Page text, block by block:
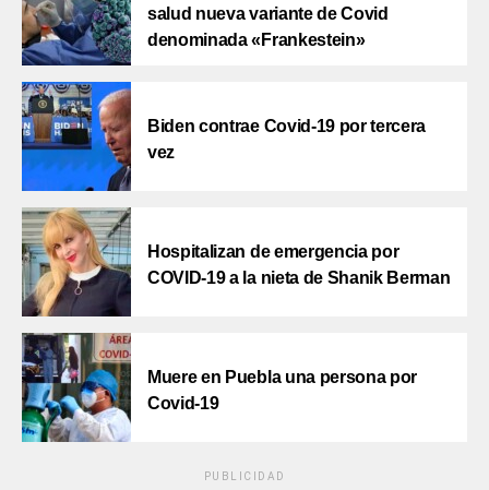
salud nueva variante de Covid
denominada «Frankestein»
Biden contrae Covid-19 por tercera
vez
Hospitalizan de emergencia por
COVID-19 a la nieta de Shanik Berman
Muere en Puebla una persona por
Covid-19
PUBLICIDAD